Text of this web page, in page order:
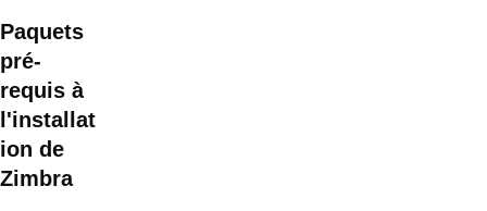
Paquets
pré-
requis à
l'installat
ion de
Zimbra